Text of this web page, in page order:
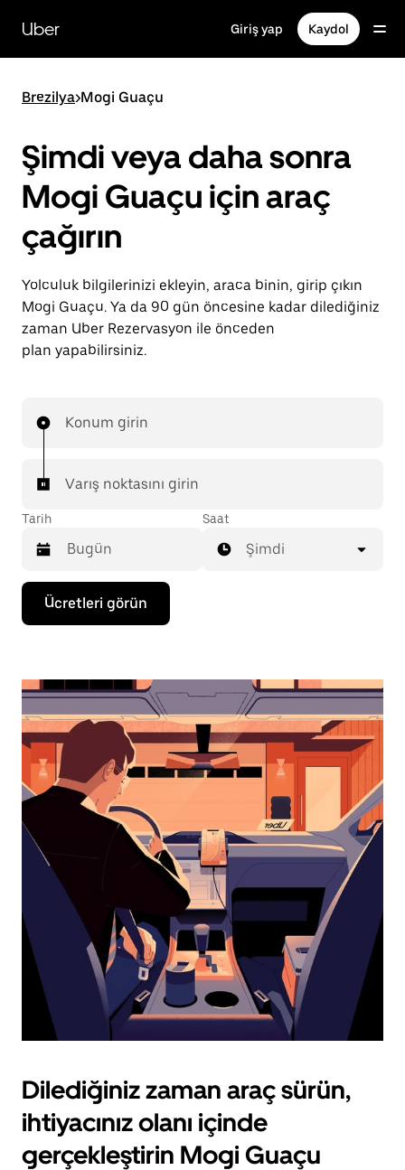
içeriğe
gidinUber Giriş yap Kaydol
Brezilya>Mogi Guaçu
Şimdi veya daha sonra
Mogi Guaçu için araç
çağırın
Yolculuk bilgilerinizi ekleyin, araca binin, girip çıkın
Mogi Guaçu. Ya da 90 gün öncesine kadar dilediğiniz
zaman Uber Rezervasyon ile önceden
plan yapabilirsiniz.
Konum girin
Varış noktasını girin
Tarih
Takvimle
etkileşime
geçmek
seçmek
aşağı
ok
tuşuna
basın.
Takvimi
kapatmak
için
escape
tuşuna
basın.
Saat
Şimdi
Ücretleri görün
Dilediğiniz zaman araç sürün,
ihtiyacınız olanı içinde
gerçekleştirin Mogi Guaçu